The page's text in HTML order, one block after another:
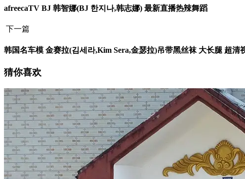
afreecaTV BJ 韩智娜(BJ 한지나,韩志娜) 最新直播热辣舞蹈
下一篇
韩国名车模 金赛拉(김세라,Kim Sera,金瑟拉)吊带黑丝袜 大长腿 超清
猜你喜欢